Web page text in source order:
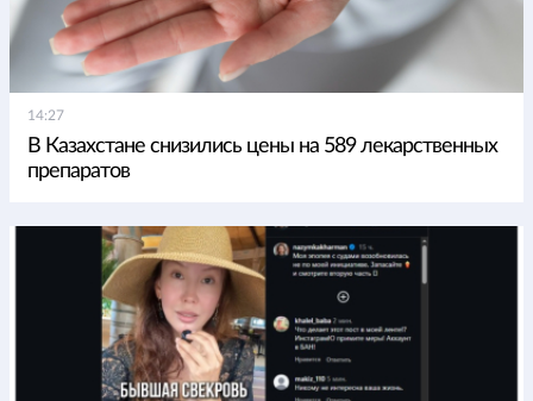
14:27
В Казахстане снизились цены на 589 лекарственных
препаратов